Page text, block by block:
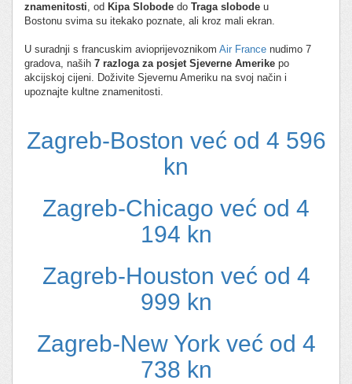
znamenitosti, od Kipa Slobode do Traga slobode u
Bostonu svima su itekako poznate, ali kroz mali ekran.
U suradnji s francuskim avioprijevoznikom Air France nudimo 7
gradova, naših 7 razloga za posjet Sjeverne Amerike po
akcijskoj cijeni. Doživite Sjevernu Ameriku na svoj način i
upoznajte kultne znamenitosti.
Zagreb-Boston već od 4 596
kn
Zagreb-Chicago već od 4
194 kn
Zagreb-Houston već od 4
999 kn
Zagreb-New York već od 4
738 kn